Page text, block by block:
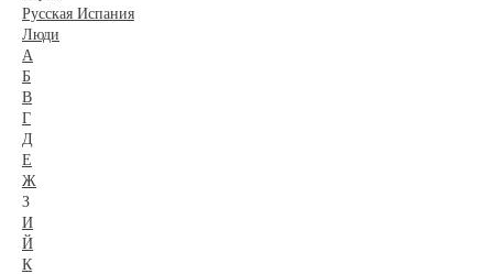
Русская Испания
Люди
А
Б
В
Г
Д
Е
Ж
З
И
Й
К